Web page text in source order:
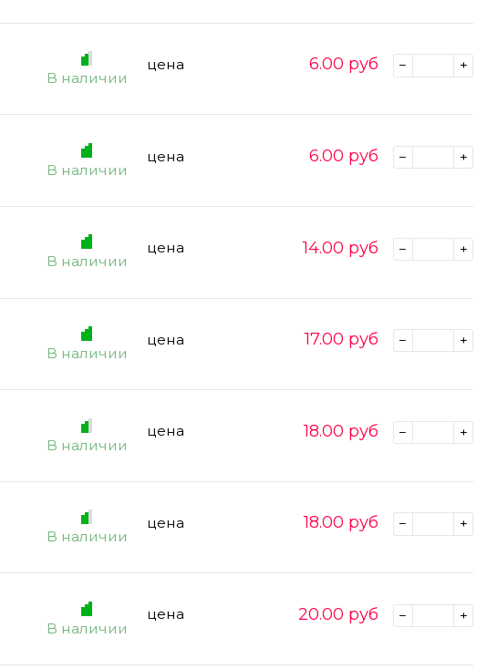
В наличии
цена 6.00 руб
В наличии
цена 6.00 руб
В наличии
цена 14.00 руб
В наличии
цена 17.00 руб
В наличии
цена 18.00 руб
В наличии
цена 18.00 руб
В наличии
цена 20.00 руб